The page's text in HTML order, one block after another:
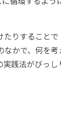
りすることで
かで、何を考
践法がびっし